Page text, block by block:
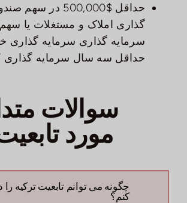
حداقل $500,000 در
گذاری املاک و مستغلات یا
سرمایه گذاری سرمایه گذاری
حداقل سه سال سرمایه گذاری
سوالات
مورد
چگونه می توانم تابعیت ترکیه را
کنم؟